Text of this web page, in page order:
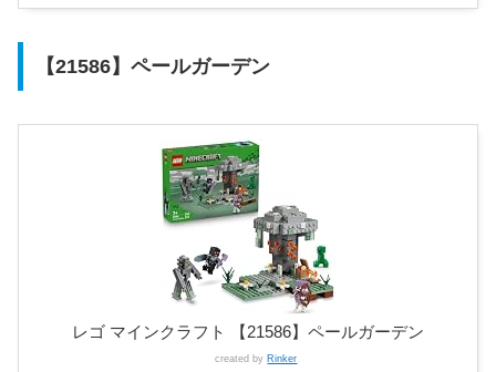
【21586】ペールガーデン
レゴ マインクラフト 【21586】ペールガーデン
created by Rinker